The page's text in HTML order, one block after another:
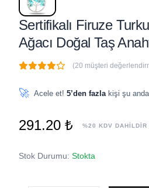
Sertifikalı Firuze
Ağacı Doğal Taş
(20 müşteri
🚀 Acele et! 5’den fazla kişi şu
291.20 ₺ %20 KDV DAHİLDİR
Stok Durumu: Stokta